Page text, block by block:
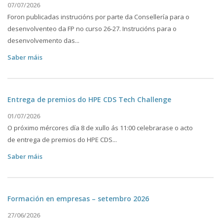
07/07/2026
Foron publicadas instrucións por parte da Consellería para o
desenvolventeo da FP no curso 26-27. Instrucións para o
desenvolvemento das...
Saber máis
Entrega de premios do HPE CDS Tech Challenge
01/07/2026
O próximo mércores día 8 de xullo ás 11:00 celebrarase o acto
de entrega de premios do HPE CDS...
Saber máis
Formación en empresas – setembro 2026
27/06/2026